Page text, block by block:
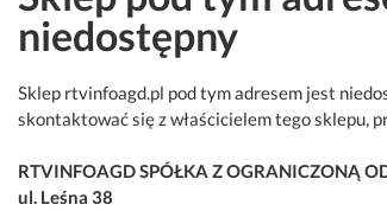
niedostępny
Sklep rtvinfoagd.pl pod tym adresem jest
skontaktować się z właścicielem tego sklepu,
RTVINFOAGD SPÓŁKA Z OGRANICZONĄ
ul. Leśna 38